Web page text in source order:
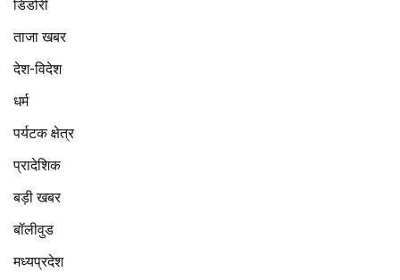
डिंडोरी
ताजा खबर
देश-विदेश
धर्म
पर्यटक क्षेत्र
प्रादेशिक
बड़ी खबर
बॉलीवुड
मध्यप्रदेश